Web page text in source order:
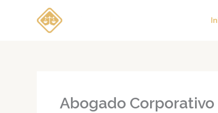
Abogado Corporativo